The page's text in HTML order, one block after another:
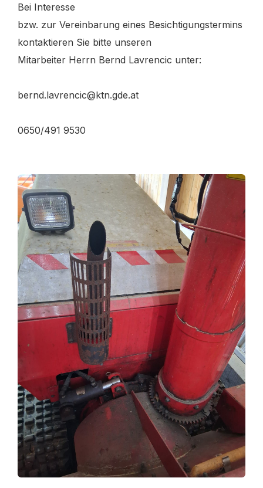
Bei Interesse
bzw. zur Vereinbarung eines Besichtigungstermins
kontaktieren Sie bitte unseren
Mitarbeiter Herrn Bernd Lavrencic unter:
bernd.lavrencic@ktn.gde.at
0650/491 9530